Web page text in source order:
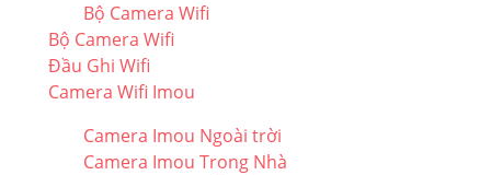
Bộ Camera Wifi
Bộ Camera Wifi
Đầu Ghi Wifi
Camera Wifi Imou
Camera Imou Ngoài trời
Camera Imou Trong Nhà